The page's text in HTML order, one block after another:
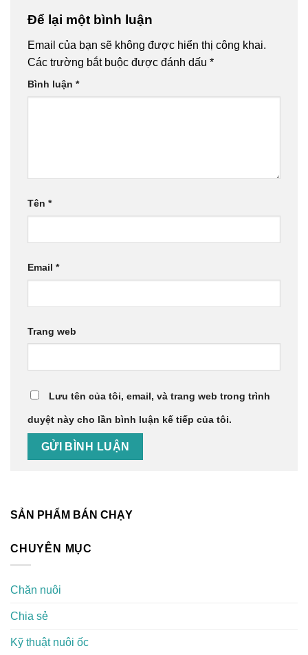
Để lại một bình luận
Email của bạn sẽ không được hiển thị công khai.
Các trường bắt buộc được đánh dấu *
Bình luận *
Tên *
Email *
Trang web
Lưu tên của tôi, email, và trang web trong trình
duyệt này cho lần bình luận kế tiếp của tôi.
SẢN PHẨM BÁN CHẠY
CHUYÊN MỤC
Chăn nuôi
Chia sẻ
Kỹ thuật nuôi ốc